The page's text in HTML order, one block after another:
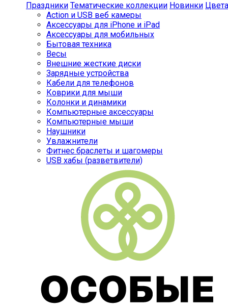
Праздники Тематические коллекции Новинки Цвета
Action и USB веб камеры
Аксессуары для iPhone и iPad
Аксессуары для мобильных
Бытовая техника
Весы
Внешние жесткие диски
Зарядные устройства
Кабели для телефонов
Коврики для мыши
Колонки и динамики
Компьютерные аксессуары
Компьютерные мыши
Наушники
Увлажнители
Фитнес браслеты и шагомеры
USB хабы (разветвители)